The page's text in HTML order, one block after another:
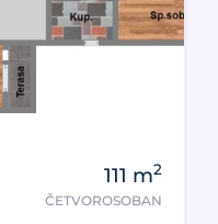
111 m2
ČETVOROSOBAN